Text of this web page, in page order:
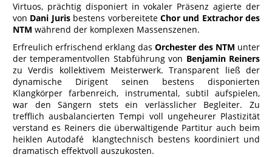
Virtuos, prächtig disponiert in vokaler Präsenz agierte der
von Dani Juris bestens vorbereitete Chor und Extrachor des
NTM während der komplexen Massenszenen.
Erfreulich erfrischend erklang das Orchester des NTM unter
der temperamentvollen Stabführung von Benjamin Reiners
zu Verdis kollektivem Meisterwerk. Transparent ließ der
dynamische Dirigent seinen bestens disponierten
Klangkörper farbenreich, instrumental, subtil aufspielen,
war den Sängern stets ein verlässlicher Begleiter. Zu
trefflich ausbalancierten Tempi voll ungeheurer Plastizität
verstand es Reiners die überwältigende Partitur auch beim
heiklen Autodafé klangtechnisch bestens koordiniert und
dramatisch effektvoll auszukosten.